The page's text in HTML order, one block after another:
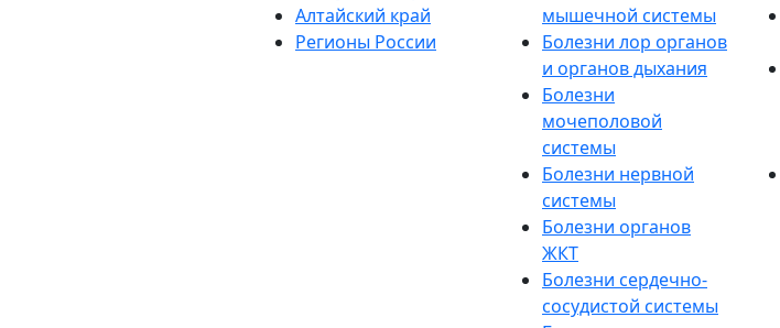
Алтайский край
Регионы России
мышечной системы
Болезни лор органов
и органов дыхания
Болезни
мочеполовой
системы
Болезни нервной
системы
Болезни органов
ЖКТ
Болезни сердечно-
сосудистой системы